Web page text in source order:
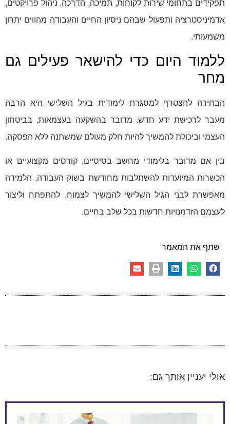
תפקידים בתחומי שירות לקוחות, תמיכה, הדרכה, ניהול פרויקטים,
אדמיניסטרציה ותפעול שבהם ניסיון החיים והעבודה מהווים יתרון
משמעותי.
ללמוד היום כדי להישאר פעילים גם
מחר
הבחירה להצטרף למסגרת לימודית בגיל השלישי היא הרבה
מעבר לרכישת ידע חדש. מדובר בהשקעה בעצמאות, בביטחון
העצמי וביכולת להמשיך להיות חלק מעולם שמשתנה ללא הפסקה.
בין אם מדובר בלימודי מחשב בסיסיים, קורסים מקצועיים או
הכשרות המיועדות להשתלבות מחודשת בשוק העבודה, הלמידה
מאפשרת לבני הגיל השלישי להמשיך לצמוח, להתפתח וליצור
לעצמם הזדמנויות חדשות בכל שלב בחיים.
שתף את המאמר
אולי יעניין אותך גם: